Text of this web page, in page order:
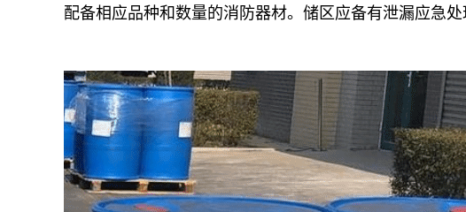
配备相应品种和数量的消防器材。储区应备有泄漏应急